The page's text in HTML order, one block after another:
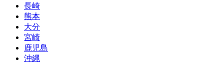
長崎
熊本
大分
宮崎
鹿児島
沖縄